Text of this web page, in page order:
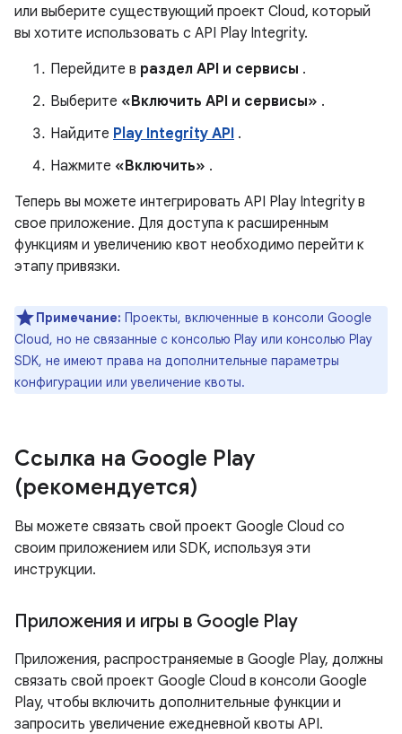
или выберите существующий проект Cloud, который
вы хотите использовать с API Play Integrity.
Перейдите в раздел API и сервисы .
Выберите «Включить API и сервисы» .
Найдите Play Integrity API .
Нажмите «Включить» .
Теперь вы можете интегрировать API Play Integrity в
свое приложение. Для доступа к расширенным
функциям и увеличению квот необходимо перейти к
этапу привязки.
Примечание: Проекты, включенные в консоли Google
Cloud, но не связанные с консолью Play или консолью Play
SDK, не имеют права на дополнительные параметры
конфигурации или увеличение квоты.
Ссылка на Google Play
(рекомендуется)
Вы можете связать свой проект Google Cloud со
своим приложением или SDK, используя эти
инструкции.
Приложения и игры в Google Play
Приложения, распространяемые в Google Play, должны
связать свой проект Google Cloud в консоли Google
Play, чтобы включить дополнительные функции и
запросить увеличение ежедневной квоты API.